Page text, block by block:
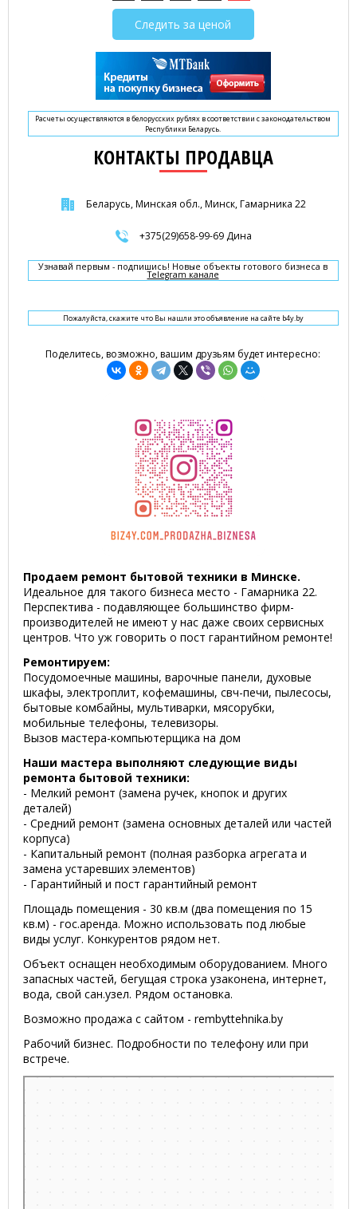
Следить за ценой
Расчеты осуществляются в белорусских рублях в соответствии с законодательством
Республики Беларусь.
КОНТАКТЫ ПРОДАВЦА
Беларусь, Минская обл., Минск, Гамарника 22
+375(29)658-99-69 Дина
Узнавай первым - подпишись! Новые объекты готового бизнеса в
Telegram канале
Пожалуйста, скажите что Вы нашли это объявление на сайте b4y.by
Поделитесь, возможно, вашим друзьям будет интересно:
Продаем ремонт бытовой техники в Минске.
Идеальное для такого бизнеса место - Гамарника 22.
Перспектива - подавляющее большинство фирм-
производителей не имеют у нас даже своих сервисных
центров. Что уж говорить о пост гарантийном ремонте!
Ремонтируем:
Посудомоечные машины, варочные панели, духовые
шкафы, электроплит, кофемашины, свч-печи, пылесосы,
бытовые комбайны, мультиварки, мясорубки,
мобильные телефоны, телевизоры.
Вызов мастера-компьютерщика на дом
Наши мастера выполняют следующие виды
ремонта бытовой техники:
- Мелкий ремонт (замена ручек, кнопок и других
деталей)
- Средний ремонт (замена основных деталей или частей
корпуса)
- Капитальный ремонт (полная разборка агрегата и
замена устаревших элементов)
- Гарантийный и пост гарантийный ремонт
Площадь помещения - 30 кв.м (два помещения по 15
кв.м) - гос.аренда. Можно использовать под любые
виды услуг. Конкурентов рядом нет.
Объект оснащен необходимым оборудованием. Много
запасных частей, бегущая строка узаконена, интернет,
вода, свой сан.узел. Рядом остановка.
Возможно продажа с сайтом - rembyttehnika.by
Рабочий бизнес. Подробности по телефону или при
встрече.